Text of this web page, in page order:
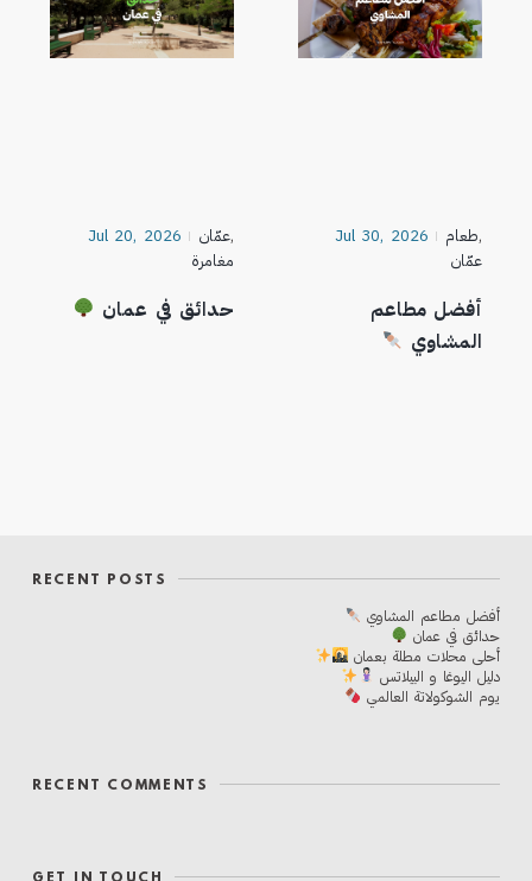
Jul 30, 2026 طعام,
عمّان
أفضل مطاعم
المشاوي
Jul 20, 2026 عمّان,
مغامرة
حدائق في عمان
RECENT POSTS
أفضل مطاعم المشاوي
حدائق في عمان
أحلی محلات مطلة بعمان
دليل اليوغا و البيلاتس
يوم الشوكولاتة العالمي
RECENT COMMENTS